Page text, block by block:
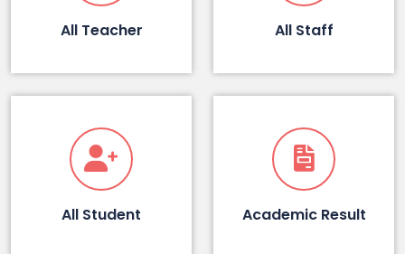
All Teacher All Staff
All Student Academic Result